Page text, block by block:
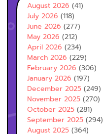
August 2026 (41)
July 2026 (118)
June 2026 (277)
May 2026 (212)
April 2026 (234)
March 2026 (229)
February 2026 (306)
January 2026 (197)
December 2025 (249)
November 2025 (270)
October 2025 (281)
September 2025 (294)
August 2025 (364)